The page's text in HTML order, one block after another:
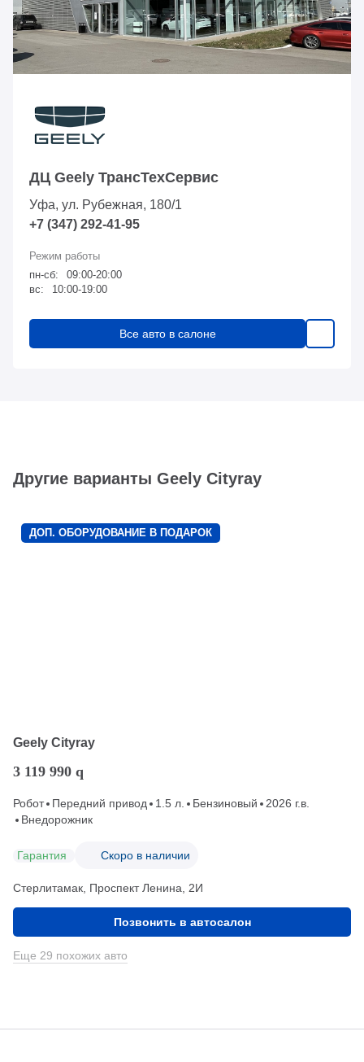
ДЦ Geely ТрансТехСервис
Уфа, ул. Рубежная, 180/1
+7 (347) 292-41-95
пн-сб:
09:00-20:00
вс:
10:00-19:00
Все авто в салоне
Другие варианты Geely Cityray
ДОП. ОБОРУДОВАНИЕ В ПОДАРОК
Geely Cityray
3 119 990 q
Робот Передний привод 1.5 л. Бензиновый
2026 г.в.
Внедорожник
Гарантия Скоро в наличии
Стерлитамак, Проспект Ленина, 2И
Позвонить в автосалон
Еще 29 похожих авто